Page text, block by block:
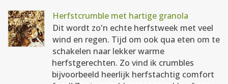
Herfstcrumble met hartige granola
Dit wordt zo'n echte herfstweek met veel
wind en regen. Tijd om ook qua eten om te
schakelen naar lekker warme
herfstgerechten. Zo vind ik crumbles
bijvoorbeeld heerlijk herfstachtig comfort